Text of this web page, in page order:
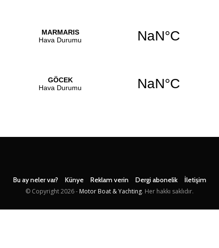
Bu ay neler var? Künye Reklam verin Dergi abonelik İletişim
© Copyright2026 - Motor Boat & Yachting. Her hakkı saklıdır.